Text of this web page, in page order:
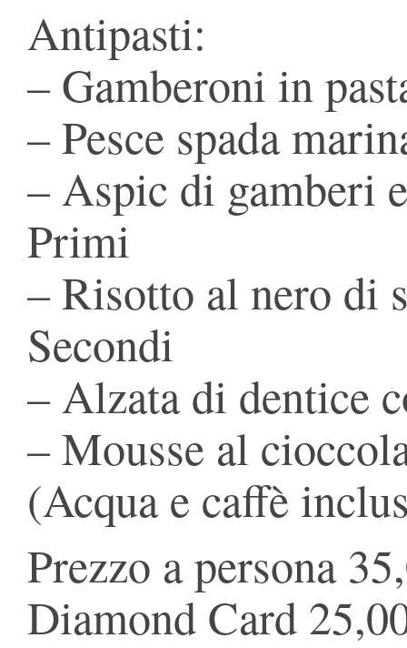
Antipasti:
– Gamberoni in
– Pesce spada
– Aspic di gamberi
Primi
– Risotto al nero di
Secondi
– Alzata di dentice
– Mousse al
(Acqua e caffè
Prezzo a persona
Diamond Card